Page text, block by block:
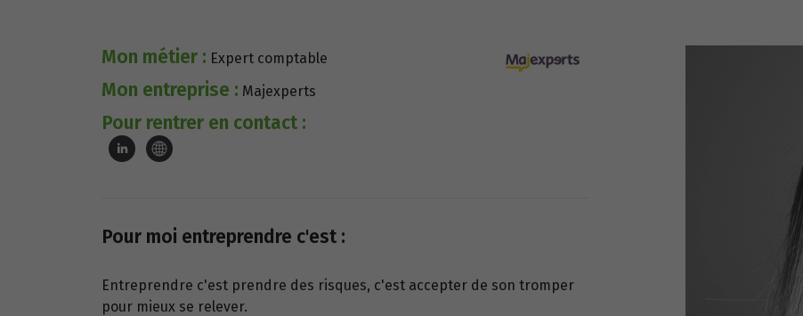
Mon métier : Expert comptable
Mon entreprise : Majexperts
Pour rentrer en contact :
Pour moi entreprendre c'est :
Entreprendre c'est prendre des risques, c'est accepter de son tromper
pour mieux se relever.